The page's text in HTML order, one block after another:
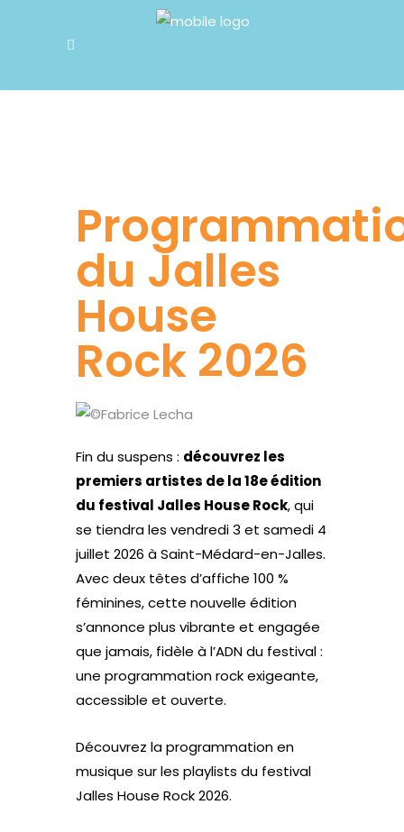
du Jalles
House
Rock 2026
Fin du suspens : découvrez les
premiers artistes de la 18e édition
du festival Jalles House Rock, qui
se tiendra les vendredi 3 et samedi 4
juillet 2026 à Saint-Médard-en-Jalles.
Avec deux têtes d’affiche 100 %
féminines, cette nouvelle édition
s’annonce plus vibrante et engagée
que jamais, fidèle à l’ADN du festival :
une programmation rock exigeante,
accessible et ouverte.
Découvrez la programmation en
musique sur les playlists du festival
Jalles House Rock 2026.